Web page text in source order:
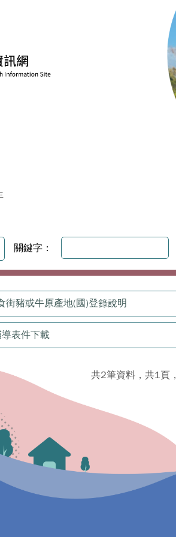
關鍵字：
街豬或牛原產地(國)登錄說明
表件下載
共2筆資料，共1頁，